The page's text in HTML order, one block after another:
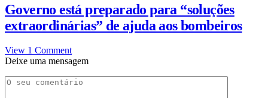
Governo está preparado para “soluções
extraordinárias” de ajuda aos bombeiros
View 1 Comment
Deixe uma mensagem